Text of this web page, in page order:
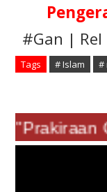
#Gan | Rel
Tags # Islam #